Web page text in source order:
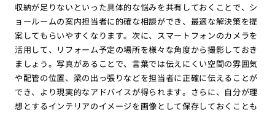
収納が足りないといった具体的な悩みを共有しておくことで、シ
ョールームの案内担当者に的確な相談ができ、最適な解決策を提
案してもらいやすくなります。次に、スマートフォンのカメラを
活用して、リフォーム予定の場所を様々な角度から撮影しておき
ましょう。写真があることで、言葉では伝えにくい空間の雰囲気
や配管の位置、梁の出っ張りなどを担当者に正確に伝えることが
でき、より現実的なアドバイスが得られます。さらに、自分が理
想とするインテリアのイメージを画像として保存しておくことも